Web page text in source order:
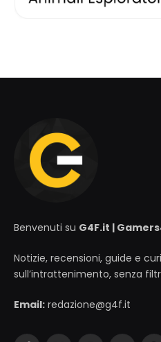
Benvenuti su G4F.it |
Notizie, recensioni, guide e
sull’intrattenimento, senza
Email: redazione@g4f.it